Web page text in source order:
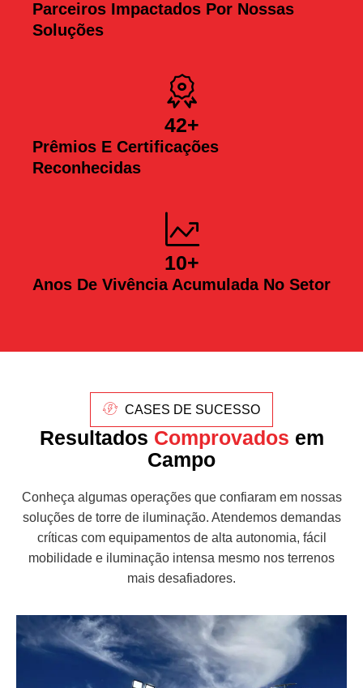
Parceiros Impactados Por Nossas
Soluções
Prêmios E Certificações
Reconhecidas
42+
Anos De Vivência Acumulada No Setor
10+
CASES DE SUCESSO
Resultados Comprovados em
Campo
Conheça algumas operações que confiaram em nossas
soluções de torre de iluminação. Atendemos demandas
críticas com equipamentos de alta autonomia, fácil
mobilidade e iluminação intensa mesmo nos terrenos
mais desafiadores.